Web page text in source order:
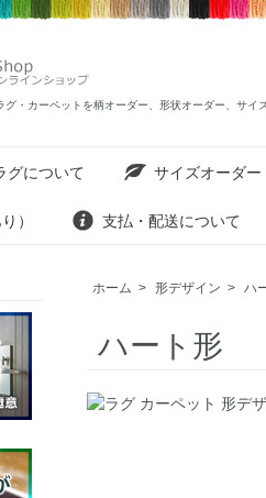
・カーペットを柄オーダー、形状オーダー、サイ
グについて サイズオーダー
） 支払・配送について
ホーム > 形デザイン > ハ
ハート形